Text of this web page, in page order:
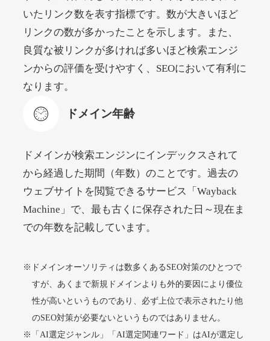
beamie.jp
ジャンルエンターテイメント
DA 52 外部リンク数
4,200円
詳細を見る
themusicnotebook.com
DA52 392
alprostadil-br.info
ジャンルその他
いたリンク数を表す指標です。数が大きいほど
リンクの数が多かったことを示します。また、
良質な被リンクが多ければ多いほど検索エンジ
ンからの評価を受けやすく、SEOにおいて有利に
なります。
ドメイン年齢
ドメインが検索エンジンにインデックスされて
から経過した期間（年数）のことです。過去の
ウェブサイトを閲覧できるサービス「Wayback
Machine」で、最も古くに保存された日～現在ま
での年数を記載しています。
※ドメインオーソリティは数多くあるSEO対策のひとつで
すが、あくまで新規ドメインよりも外的要因により優位
性が高いというものであり、必ず上位で表示されたり他
のSEO対策が必要ないというものではありません。
※「AI選定ジャンル」「AI選定関連ワード」はAIが選定し